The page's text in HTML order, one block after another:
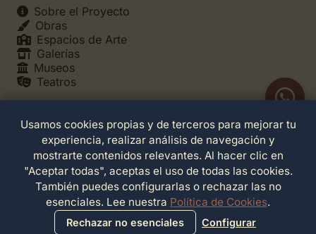
Sobre el Proyecto
Obras
Espacios de Arte
Galerías
Museos
Teatros
Legales
Política de Privacidad
Política de Cookies
Configuración de Cookies
Términos de Servicio
Contacto
Usamos cookies propias y de terceros para mejorar tu
experiencia, realizar análisis de navegación y
mostrarte contenidos relevantes. Al hacer clic en
"Aceptar todas", aceptas el uso de todas las cookies.
También puedes configurarlas o rechazar las no
esenciales. Lee nuestra Política de Cookies.
Rechazar no esenciales Configurar